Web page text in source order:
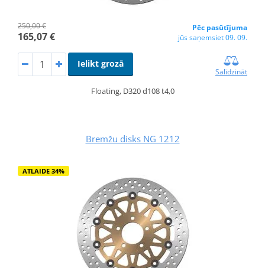
250,00 €
165,07 €
Pēc pasūtījuma
jūs saņemsiet 09. 09.
Ielikt grozā
Salīdzināt
Floating, D320 d108 t4,0
Bremžu disks NG 1212
ATLAIDE 34%